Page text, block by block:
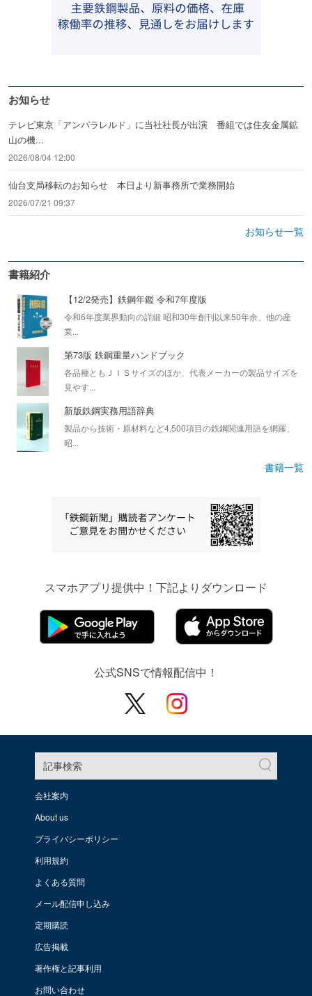
お知らせ
テレビ東京「アンパラレルド」に当社社長が出演 番組では住友金属鉱
山の機...
2026/08/04 12:00
仙台支局移転のお知らせ 本日より新事務所で業務開始
2026/07/21 09:37
お知らせ一覧
書籍紹介
【12/2発売】鉄鋼年鑑 令和7年度版
令和6年度業界動向の詳細 昭和30年創刊以来50年余、他の産
業...
第73版 鉄鋼重量ハンドブック
各品種ともＪＩＳサイズのほか、代表メーカーの製品サイズを
見やす...
新版鉄鋼実務用語辞典
製品から技術・原材料など4,500項目の鉄鋼関連用語を網羅、
昭...
書籍一覧
スマホアプリ提供中！下記よりダウンロード
公式SNSで情報配信中！
記事検索
会社案内
About us
プライバシーポリシー
利用規約
よくある質問
メール配信申し込み
定期購読
広告掲載
著作権と記事利用
お問い合わせ